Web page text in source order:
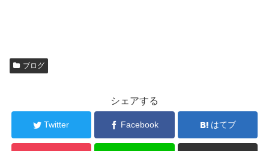
ブログ
シェアする
Twitter Facebook はてブ